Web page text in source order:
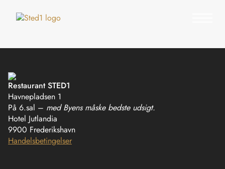
Restaurant STED1
Havnepladsen 1
På 6.sal – med Byens måske bedste udsigt.
Hotel Jutlandia
9900 Frederikshavn
Handelsbetingelser